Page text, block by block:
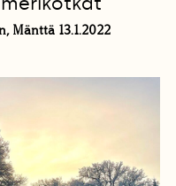
Mänttä 13.1.2022